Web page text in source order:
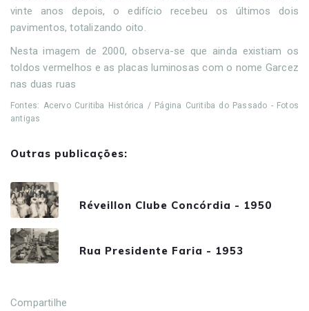
vinte anos depois, o edifício recebeu os últimos dois
pavimentos, totalizando oito.
Nesta imagem de 2000, observa-se que ainda existiam os
toldos vermelhos e as placas luminosas com o nome Garcez
nas duas ruas
Fontes: Acervo Curitiba Histórica / Página Curitiba do Passado - Fotos
antigas
Outras publicações:
Réveillon Clube Concórdia - 1950
Rua Presidente Faria - 1953
Compartilhe